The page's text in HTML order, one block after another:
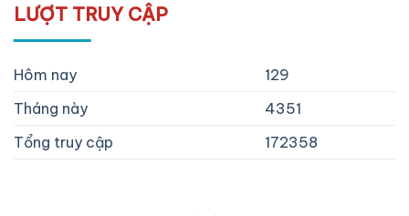
LƯỢT TRUY CẬP
Hôm nay
129
Tháng này
4351
Tổng truy cập
172358